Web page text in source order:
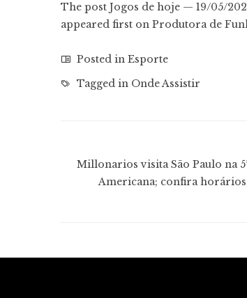
The post Jogos de hoje — 19/05/
appeared first on Produtora de
Posted in Esporte
Tagged in Onde Assistir
Millonarios visita São Paulo na
Americana; confira